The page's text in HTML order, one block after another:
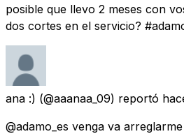
posible que llevo 2 meses con
dos cortes en el servicio?
ana :) (@aaanaa_09) reportó
@adamo_es venga va